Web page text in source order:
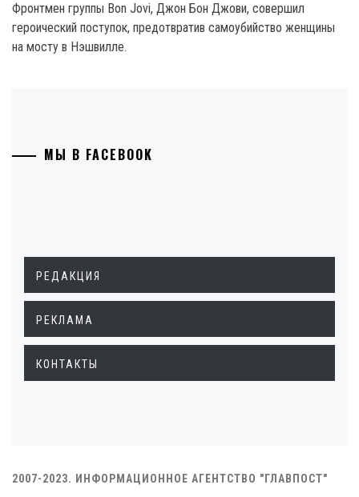
Фронтмен группы Bon Jovi, Джон Бон Джови, совершил
героический поступок, предотвратив самоубийство женщины
на мосту в Нэшвилле.
МЫ В FACEBOOK
РЕДАКЦИЯ
РЕКЛАМА
КОНТАКТЫ
2007-2023. ИНФОРМАЦИОННОЕ АГЕНТСТВО "ГЛАВПОСТ"